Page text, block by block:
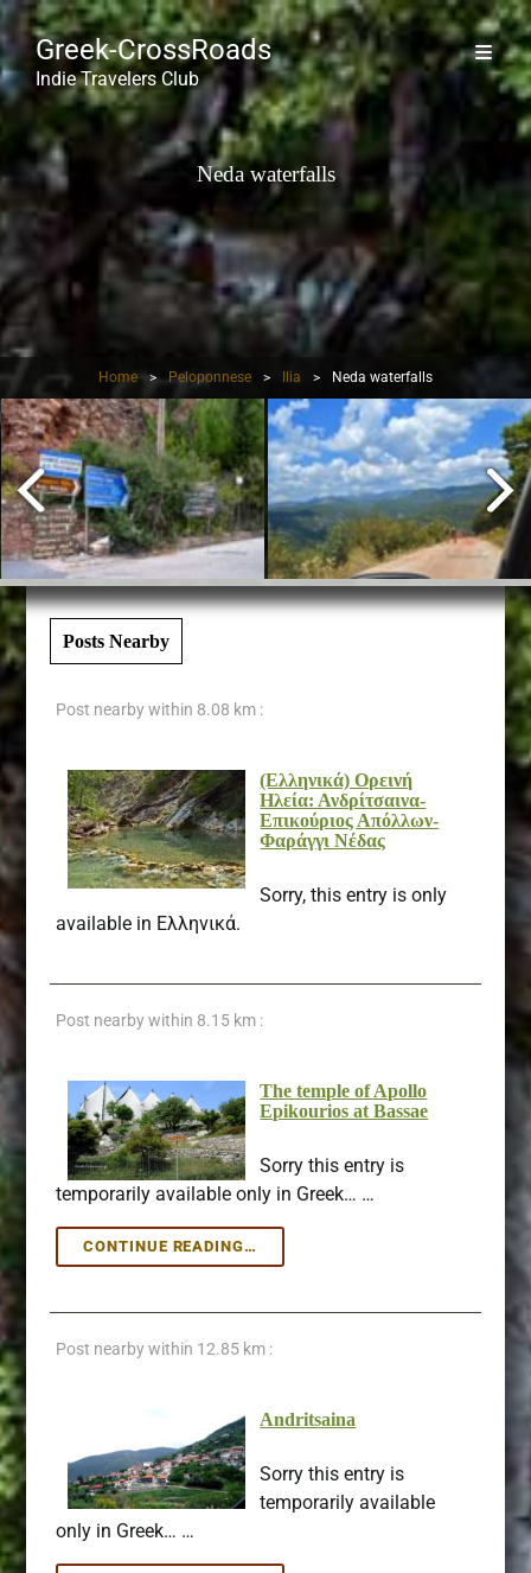
Greek-CrossRoads
Indie Travelers Club
Neda waterfalls
Home > Peloponnese > Ilia > Neda waterfalls
Posts Nearby
Post nearby within 8.08 km :
(Ελληνικά) Ορεινή
Ηλεία: Ανδρίτσαινα-
Επικούριος Απόλλων-
Φαράγγι Νέδας
Sorry, this entry is only
available in Ελληνικά.
Post nearby within 8.15 km :
The temple of Apollo
Epikourios at Bassae
Sorry this entry is
temporarily available only in Greek… …
CONTINUE READING…
TEMPLE
APOLLO
Post nearby within 12.85 km :
Andritsaina
Sorry this entry is
temporarily available
only in Greek… …